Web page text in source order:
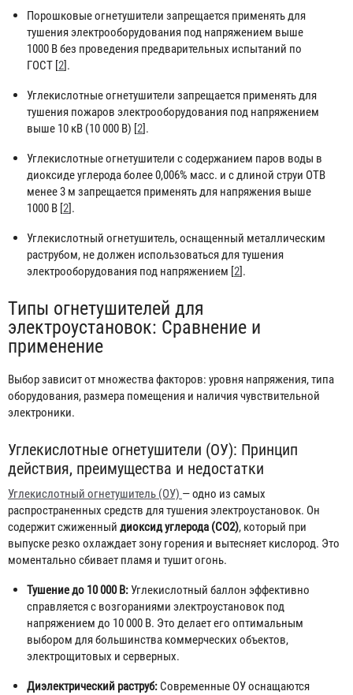
Порошковые огнетушители запрещается применять для
тушения электрооборудования под напряжением выше
1000 В без проведения предварительных испытаний по
ГОСТ [2].
Углекислотные огнетушители запрещается применять для
тушения пожаров электрооборудования под напряжением
выше 10 кВ (10 000 В) [2].
Углекислотные огнетушители с содержанием паров воды в
диоксиде углерода более 0,006% масс. и с длиной струи ОТВ
менее 3 м запрещается применять для напряжения выше
1000 В [2].
Углекислотный огнетушитель, оснащенный металлическим
раструбом, не должен использоваться для тушения
электрооборудования под напряжением [2].
Типы огнетушителей для
электроустановок: Сравнение и
применение
Выбор зависит от множества факторов: уровня напряжения, типа
оборудования, размера помещения и наличия чувствительной
электроники.
Углекислотные огнетушители (ОУ): Принцип
действия, преимущества и недостатки
Углекислотный огнетушитель (ОУ) — одно из самых
распространенных средств для тушения электроустановок. Он
содержит сжиженный диоксид углерода (CO2), который при
выпуске резко охлаждает зону горения и вытесняет кислород. Это
моментально сбивает пламя и тушит огонь.
Тушение до 10 000 В:Углекислотный баллон эффективно
справляется с возгораниями электроустановок под
напряжением до 10 000 В. Это делает его оптимальным
выбором для большинства коммерческих объектов,
электрощитовых и серверных.
Диэлектрический раструб: Современные ОУ оснащаются